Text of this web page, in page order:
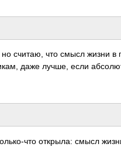
считаю, что смысл
даже лучше, если
что откр­ыла: смысл